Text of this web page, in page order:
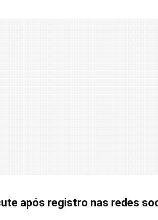
após registro nas redes